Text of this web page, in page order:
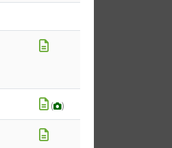
( )